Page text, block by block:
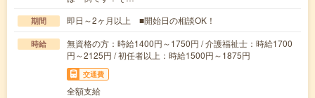
期間 即日～2ヶ月以上 ■開始日の相談OK！
時給
無資格の方：時給1400円～1750円 / 介護福祉士：時給1700
円～2125円 / 初任者以上：時給1500円～1875円
交通費
全額支給